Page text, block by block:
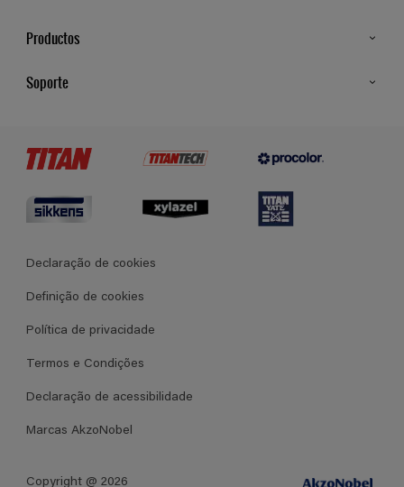
Productos
Soporte
Termos e Condições Gerais de Venda
Declaração de cookies
Definição de cookies
Política de privacidade
Termos e Condições
Declaração de acessibilidade
Marcas AkzoNobel
Copyright @ 2026